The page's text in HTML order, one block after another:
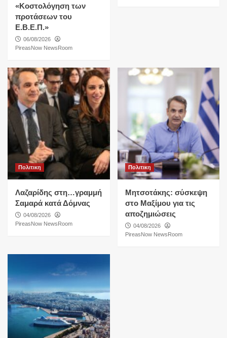
«Κοστολόγηση των
προτάσεων του
Ε.Β.Ε.Π.»
06/08/2026
PireasNow NewsRoom
Πολιτικη
Λαζαρίδης στη…γραμμή
Σαμαρά κατά Δόμνας
04/08/2026
PireasNow NewsRoom
Πολιτικη
Μητσοτάκης: σύσκεψη
στο Μαξίμου για τις
αποζημιώσεις
04/08/2026
PireasNow NewsRoom